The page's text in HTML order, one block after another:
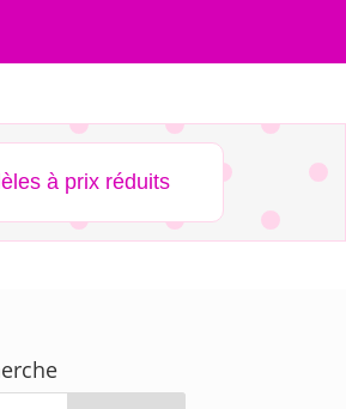
à prix réduits